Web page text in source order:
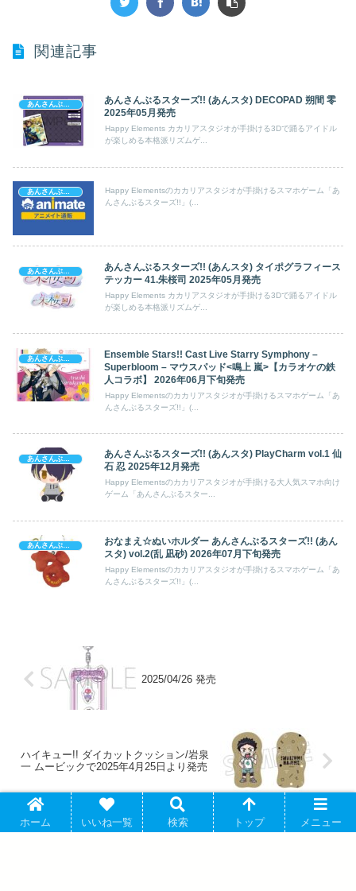
関連記事
あんさんぶるスターズ!
あんさんぶるスターズ!! (あんスタ) DECOPAD 朔間 零
2025年05月発売
Happy Elements カカリアスタジオが手掛ける3Dで踊るアイドル
が楽しめる本格派リズムゲ...
あんさんぶるスターズ!
Happy Elementsのカカリアスタジオが手掛けるスマホゲーム「あ
んさんぶるスターズ!!」(...
あんさんぶるスターズ!! (あんスタ) タイポグラフィース
テッカー 41.朱桜司 2025年05月発売
Happy Elements カカリアスタジオが手掛ける3Dで踊るアイドル
が楽しめる本格派リズムゲ...
Ensemble Stars!! Cast Live Starry Symphony –
Superbloom – マウスパッド<鳴上 嵐>【カラオケの鉄
人コラボ】 2026年06月下旬発売
Happy Elementsのカカリアスタジオが手掛けるスマホゲーム「あ
んさんぶるスターズ!!」(...
あんさんぶるスターズ!! (あんスタ) PlayCharm vol.1 仙
石 忍 2025年12月発売
Happy Elementsのカカリアスタジオが手掛ける大人気スマホ向け
ゲーム「あんさんぶるスター...
あんさんぶるスターズ!
おなまえ☆ぬいホルダー あんさんぶるスターズ!! (あん
スタ) vol.2(乱 凪砂) 2026年07月下旬発売
Happy Elementsのカカリアスタジオが手掛けるスマホゲーム「あ
んさんぶるスターズ!!」(...
2025/04/26 発売
ハイキュー!! ダイカットクッション/岩泉
一 ムービックで2025年4月25日より発売
ホーム いいね一覧 検索 トップ メニュー